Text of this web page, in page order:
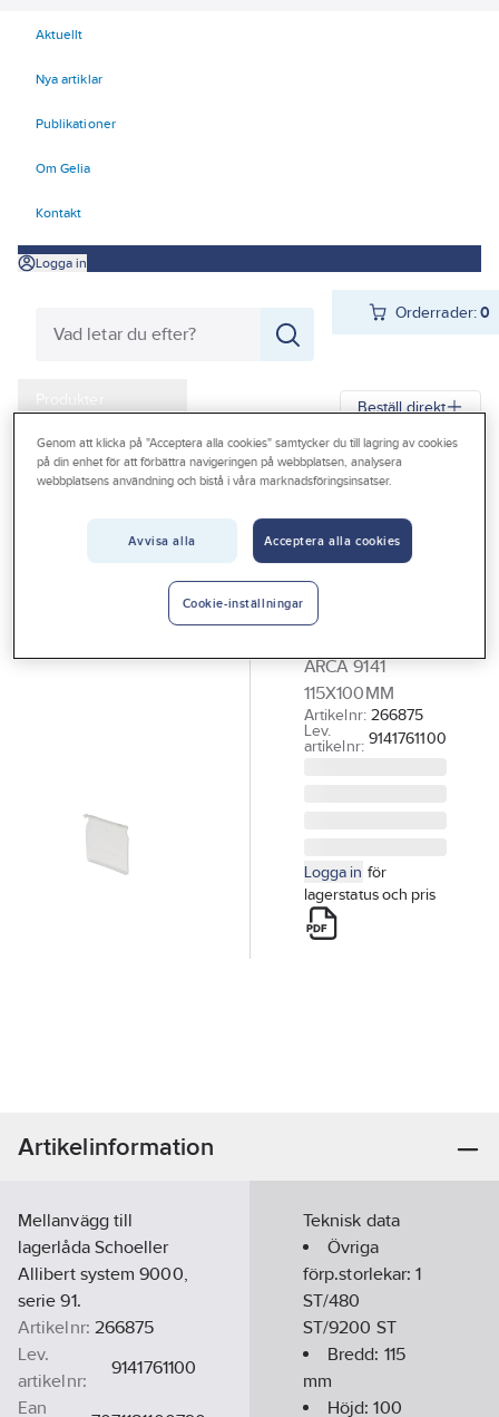
Aktuellt
Nya artiklar
Publikationer
Om Gelia
Kontakt
Logga in
Orderrader:0
Produkter
Kampanjer
Outlet
Beställ direkt
Gelia Produkter Arbetsplats Förvaring
Väskor och lådor
Mellanvägg
Arca 9141
ARCA 9141
115X100MM
Artikelnr: 266875
Lev.
artikelnr: 9141761100
Logga in för
lagerstatus och pris
Artikelinformation
Mellanvägg till
lagerlåda Schoeller
Allibert system 9000,
serie 91.
Artikelnr: 266875
Lev.
artikelnr:
9141761100
Ean
Teknisk data
Övriga
förp.storlekar:1
ST/480
ST/9200 ST
Bredd: 115
mm
Höjd:100
Genom att klicka på "Acceptera alla cookies" samtycker du till lagring av cookies
på din enhet för att förbättra navigeringen på webbplatsen, analysera
webbplatsens användning och bistå i våra marknadsföringsinsatser.
Avvisa alla Acceptera alla cookies
Cookie-inställningar